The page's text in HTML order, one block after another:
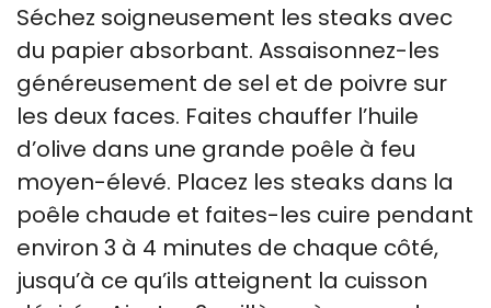
Séchez soigneusement les steaks avec
du papier absorbant. Assaisonnez-les
généreusement de sel et de poivre sur
les deux faces. Faites chauffer l’huile
d’olive dans une grande poêle à feu
moyen-élevé. Placez les steaks dans la
poêle chaude et faites-les cuire pendant
environ 3 à 4 minutes de chaque côté,
jusqu’à ce qu’ils atteignent la cuisson